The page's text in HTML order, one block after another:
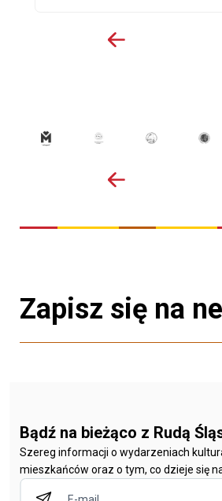
Zapisz się na
Bądź na bieżąco z Rudą
Szereg informacji o wydarzeniach
mieszkańców oraz o tym, co dzieje się